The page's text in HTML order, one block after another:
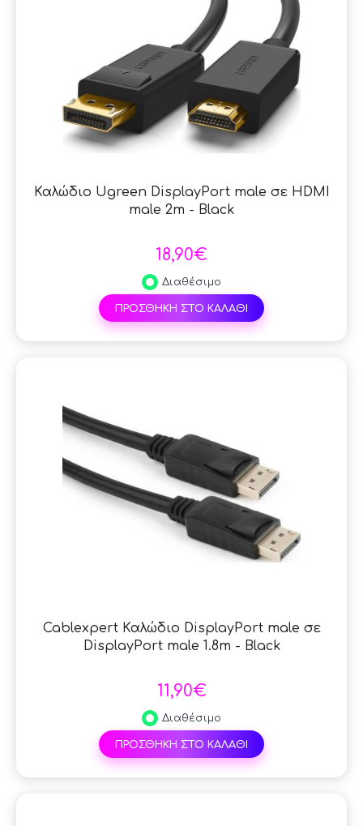
Καλώδιο Ugreen DisplayPort male σε HDMI
male 2m - Black
18,90€
Διαθέσιμο
ΠΡΟΣΘΗΚΗ ΣΤΟ ΚΑΛΑΘΙ
Cablexpert Καλώδιο DisplayPort male σε
DisplayPort male 1.8m - Black
11,90€
Διαθέσιμο
ΠΡΟΣΘΗΚΗ ΣΤΟ ΚΑΛΑΘΙ